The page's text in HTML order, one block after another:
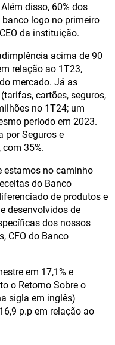
disso, 60% dos
logo no primeiro
da instituição.
acima de 90
relação ao 1T23,
mercado. Já as
cartões, seguros,
no 1T24; um
período em 2023.
por Seguros e
35%.
estamos no caminho
do Banco
de produtos e
desenvolvidos de
dos nossos
CFO do Banco
em 17,1% e
o Retorno Sobre o
sigla em inglês)
p.p em relação ao